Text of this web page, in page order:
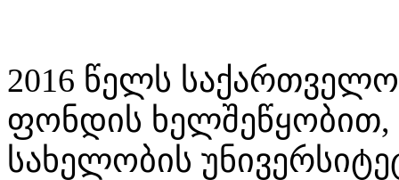
2016 წელს
ფონდის
სახელობის